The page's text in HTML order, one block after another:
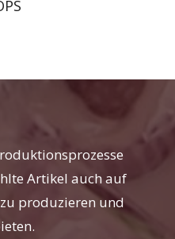
Artikel auch auf
produzieren und